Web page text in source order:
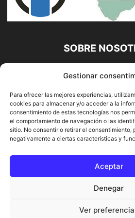
Gestionar
Para ofrecer las mejores experiencias,
cookies para almacenar y/o acceder a la
consentimiento de estas tecnologías nos
el comportamiento de navegación o las
sitio. No consentir o retirar el consentimiento,
negativamente a ciertas características y
Aceptar
Denegar
Ver
SOBRE
Diario Alhaurín
Francisco E. López López | 639
Alhaurín de la Torre,
Contáctanos:
SÍGUENOS
© DIARIO ALHAURÍN | Diseñado por